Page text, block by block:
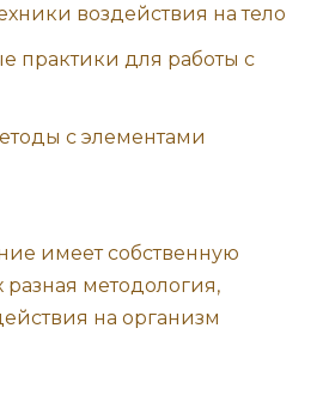
воздействия на тело
практики для работы с
с элементами
имеет собственную
методология,
на организм